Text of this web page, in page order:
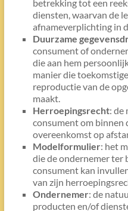
betrekking tot een
diensten, waarvan de
afnameverplichting in
Duurzame
consument of
die aan hem
manier die
reproductie van de
maakt.
Herroepingsrecht: de
consument om binnen
overeenkomst op
Modelformulier: het
die de ondernemer ter
consument kan
van zijn
Ondernemer: de
producten en/of